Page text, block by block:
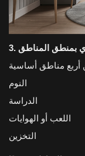
بمنطق المناطق
النوم
الدراسة
اللعب أو الهوايات
التخزين